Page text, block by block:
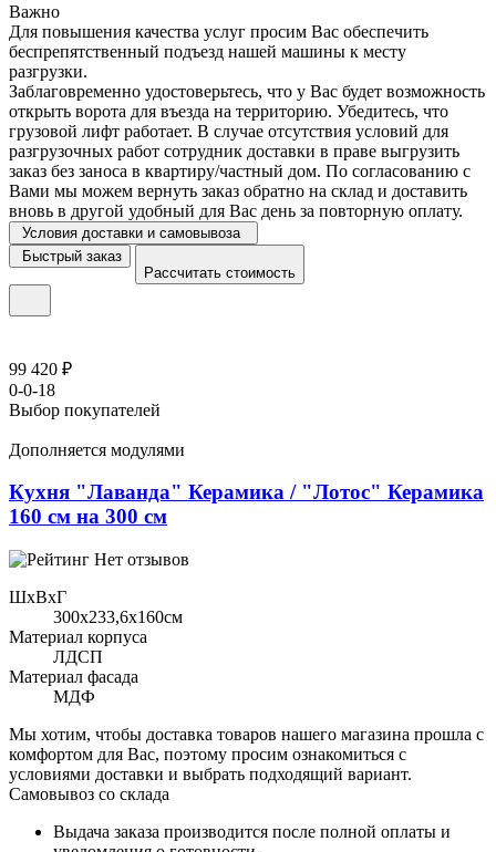
Важно
Для повышения качества услуг просим Вас обеспечить
беспрепятственный подъезд нашей машины к месту
разгрузки.
Заблаговременно удостоверьтесь, что у Вас будет возможность
открыть ворота для въезда на территорию. Убедитесь, что
грузовой лифт работает. В случае отсутствия условий для
разгрузочных работ сотрудник доставки в праве выгрузить
заказ без заноса в квартиру/частный дом. По согласованию с
Вами мы можем вернуть заказ обратно на склад и доставить
вновь в другой удобный для Вас день за повторную оплату.
Условия доставки и самовывоза
Быстрый заказ
Рассчитать стоимость
99 420 ₽
0-0-18
Выбор покупателей
Дополняется модулями
Кухня "Лаванда" Керамика / "Лотос" Керамика
160 см на 300 см
Нет отзывов
ШхВхГ
300x233,6х160см
Материал корпуса
ЛДСП
Материал фасада
МДФ
Мы хотим, чтобы доставка товаров нашего магазина прошла с
комфортом для Вас, поэтому просим ознакомиться с
условиями доставки и выбрать подходящий вариант.
Самовывоз со склада
Выдача заказа производится после полной оплаты и